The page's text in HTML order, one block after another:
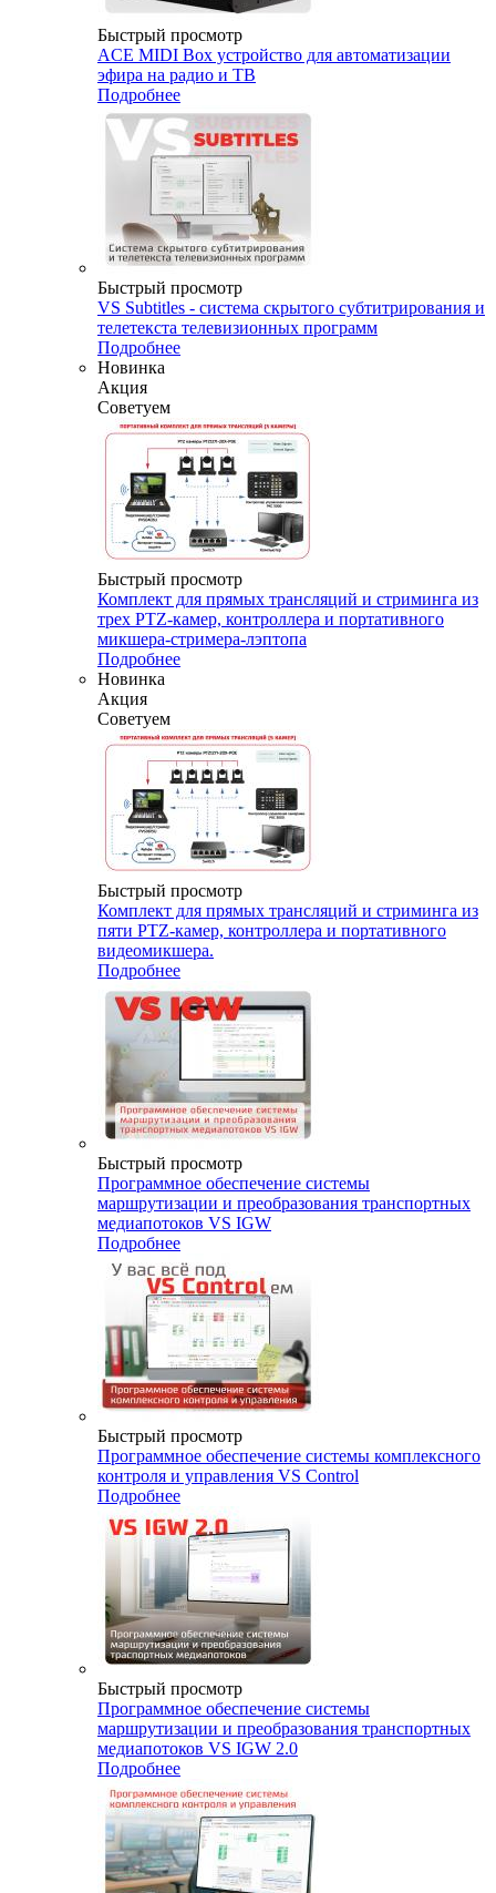
Быстрый просмотр
ACE MIDI Box устройство для автоматизации
эфира на радио и ТВ
Подробнее
Быстрый просмотр
VS Subtitles - система скрытого субтитрирования и
телетекста телевизионных программ
Подробнее
Новинка
Акция
Советуем
Быстрый просмотр
Комплект для прямых трансляций и стриминга из
трех PTZ-камер, контроллера и портативного
микшера-стримера-лэптопа
Подробнее
Новинка
Акция
Советуем
Быстрый просмотр
Комплект для прямых трансляций и стриминга из
пяти PTZ-камер, контроллера и портативного
видеомикшера.
Подробнее
Быстрый просмотр
Программное обеспечение системы
маршрутизации и преобразования транспортных
медиапотоков VS IGW
Подробнее
Быстрый просмотр
Программное обеспечение системы комплексного
контроля и управления VS Control
Подробнее
Быстрый просмотр
Программное обеспечение системы
маршрутизации и преобразования транспортных
медиапотоков VS IGW 2.0
Подробнее